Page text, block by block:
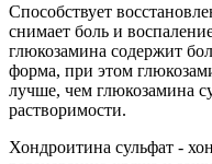
Способствует
снимает боль и
глюкозамина содержит
форма, при этом
лучше, чем глюкозамина
растворимости.
Хондроитина сульфат -